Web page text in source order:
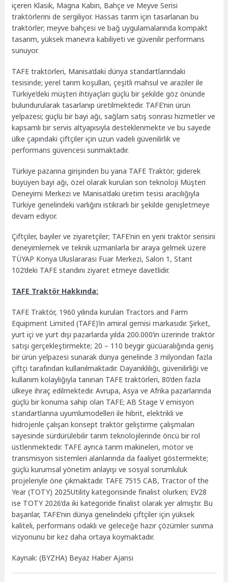
içeren Klasik, Magna Kabin, Bahçe ve Meyve Serisi
traktörlerini de sergiliyor. Hassas tarım için tasarlanan bu
traktörler; meyve bahçesi ve bağ uygulamalarında kompakt
tasarım, yüksek manevra kabiliyeti ve güvenilir performans
sunuyor.
TAFE traktörleri, Manisa’daki dünya standartlarındaki
tesisinde; yerel tarım koşulları, çeşitli mahsul ve araziler ile
Türkiye’deki müşteri ihtiyaçları güçlü bir şekilde göz önünde
bulundurularak tasarlanıp üretilmektedir. TAFE’nin ürün
yelpazesi; güçlü bir bayi ağı, sağlam satış sonrası hizmetler ve
kapsamlı bir servis altyapısıyla desteklenmekte ve bu sayede
ülke çapındaki çiftçiler için uzun vadeli güvenilirlik ve
performans güvencesi sunmaktadır.
Türkiye pazarına girişinden bu yana TAFE Traktör; giderek
büyüyen bayi ağı, özel olarak kurulan son teknoloji Müşteri
Deneyimi Merkezi ve Manisa’daki üretim tesisi aracılığıyla
Türkiye genelindeki varlığını istikrarlı bir şekilde genişletmeye
devam ediyor.
Çiftçiler, bayiler ve ziyaretçiler; TAFE’nin en yeni traktör serisini
deneyimlemek ve teknik uzmanlarla bir araya gelmek üzere
TÜYAP Konya Uluslararası Fuar Merkezi, Salon 1, Stant
102’deki TAFE standını ziyaret etmeye davetlidir.
TAFE Traktör Hakkında:
TAFE Traktör, 1960 yılında kurulan Tractors and Farm
Equipment Limited (TAFE)’in amiral gemisi markasıdır. Şirket,
yurt içi ve yurt dışı pazarlarda yılda 200.000’in üzerinde traktör
satışı gerçekleştirmekte; 20 – 110 beygir gücüaralığında geniş
bir ürün yelpazesi sunarak dünya genelinde 3 milyondan fazla
çiftçi tarafından kullanılmaktadır. Dayanıklılığı, güvenilirliği ve
kullanım kolaylığıyla tanınan TAFE traktörleri, 80’den fazla
ülkeye ihraç edilmektedir. Avrupa, Asya ve Afrika pazarlarında
güçlü bir konuma sahip olan TAFE; AB Stage V emisyon
standartlarına uyumlumodelleri ile hibrit, elektrikli ve
hidrojenle çalışan konsept traktör geliştirme çalışmaları
sayesinde sürdürülebilir tarım teknolojilerinde öncü bir rol
üstlenmektedir. TAFE ayrıca tarım makineleri, motor ve
transmisyon sistemleri alanlarında da faaliyet göstermekte;
güçlü kurumsal yönetim anlayışı ve sosyal sorumluluk
projeleriyle öne çıkmaktadır. TAFE 7515 CAB, Tractor of the
Year (TOTY) 2025Utility kategorisinde finalist olurken; EV28
ise TOTY 2026’da iki kategoride finalist olarak yer almıştır. Bu
başarılar, TAFE’nin dünya genelindeki çiftçiler için yüksek
kaliteli, performans odaklı ve geleceğe hazır çözümler sunma
vizyonunu bir kez daha ortaya koymaktadır.
Kaynak: (BYZHA) Beyaz Haber Ajansı